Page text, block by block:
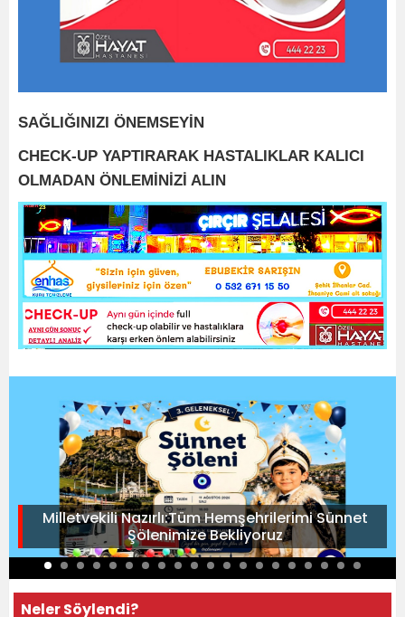
SAĞLIĞINIZI ÖNEMSEYİN
CHECK-UP YAPTIRARAK HASTALIKLAR KALICI
OLMADAN ÖNLEMİNİZİ ALIN
Milletvekili Nazırlı:Tüm Hemşehrilerimi Sünnet
Şölenimize Bekliyoruz
Neler Söylendi?